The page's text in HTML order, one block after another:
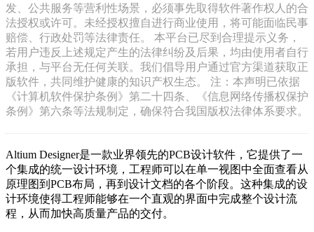
发、公共服务等营利性场景，必须事先取得软件著作权人的合
法授权或许可。未经授权擅自进行商业使用，将可能面临民事
赔偿、行政处罚等法律责任。 本平台已尽到合理提示义务，
若用户违反上述规定产生的法律纠纷及后果，均由使用者自行
承担，与平台无任何关联。我们倡导用户通过官方渠道获取正
版软件，共同维护健康的知识产权生态。 注：本声明已依据
《计算机软件保护条例》第二十四条、《信息网络传播权保护
条例》第六条等法规制定，确保符合我国版权法律体系要求。
Altium Designer是一款业界领先的PCB设计软件，它提供了一
个集成的统一设计环境，工程师可以在单一视图中全面查看从
原理图到PCB布局，再到设计文档的各个阶段。这种集成的设
计环境使得工程师能够在一个直观的界面中完成整个设计流
程，从而加快高质量产品的交付。